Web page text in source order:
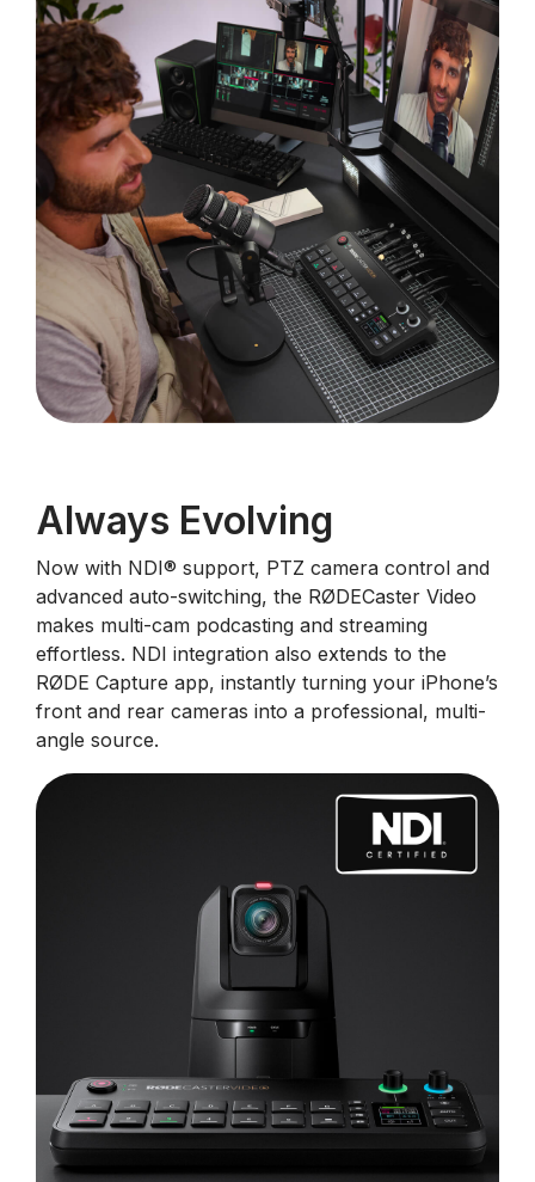
Always Evolving
Now with NDI®️ support, PTZ camera control and
advanced auto-switching, the RØDECaster Video
makes multi-cam podcasting and streaming
effortless. NDI integration also extends to the
RØDE Capture app, instantly turning your iPhone’s
front and rear cameras into a professional, multi-
angle source.